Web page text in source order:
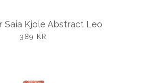
Saia Kjole Abstract Leo
UDSALGSPRIS
389 KR